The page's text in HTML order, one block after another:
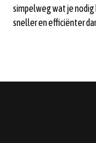
simpelweg wat je
sneller en efficiënter